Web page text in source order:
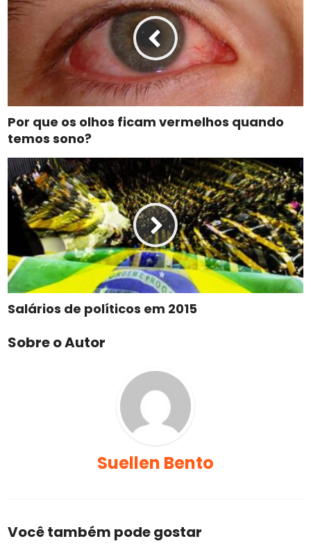
Por que os olhos ficam vermelhos quando
temos sono?
Salários de políticos em 2015
Sobre o Autor
Suellen Bento
Você também pode gostar